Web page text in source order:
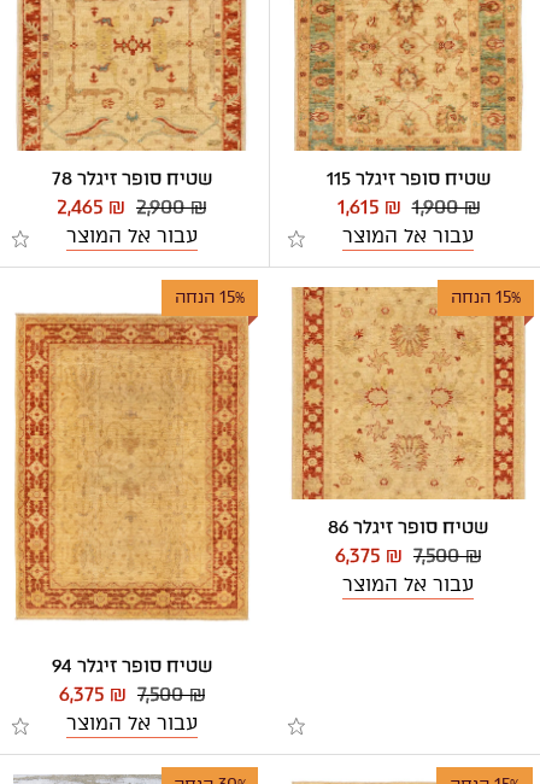
שטיח סופר זיגלר 115
1,900 ₪
1,615 ₪
עבור אל המוצר
שטיח סופר זיגלר 78
2,900 ₪
2,465 ₪
עבור אל המוצר
15% הנחה
שטיח סופר זיגלר 86
7,500 ₪
6,375 ₪
עבור אל המוצר
15% הנחה
שטיח סופר זיגלר 94
7,500 ₪
6,375 ₪
עבור אל המוצר